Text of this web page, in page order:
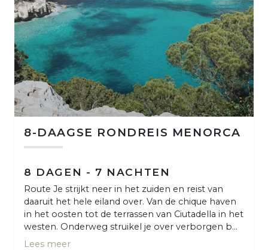
8-DAAGSE RONDREIS MENORCA
8 DAGEN - 7 NACHTEN
Route Je strijkt neer in het zuiden en reist van
daaruit het hele eiland over. Van de chique haven
in het oosten tot de terrassen van Ciutadella in het
westen. Onderweg struikel je over verborgen b...
Lees meer